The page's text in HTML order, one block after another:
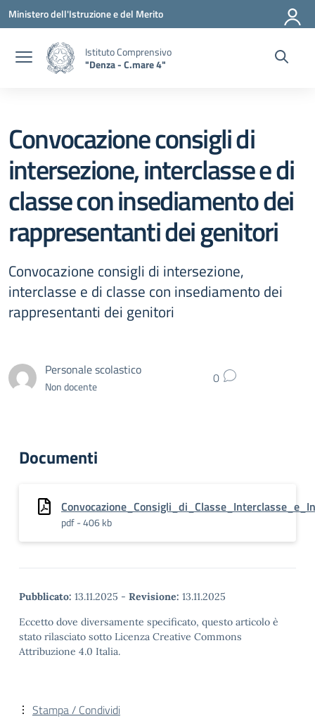
Vai ai contenuti
Vai al menu di navigazione
Vai al footer
Ministero dell'Istruzione e del Merito
Istituto Comprensivo
"Denza - C.mare 4"
Convocazione consigli di
intersezione, interclasse e di
classe con insediamento dei
rappresentanti dei genitori
Convocazione consigli di intersezione,
interclasse e di classe con insediamento dei
rappresentanti dei genitori
Personale scolastico
Non docente 0
Documenti
pdf - 406 kb
Pubblicato: 13.11.2025 - Revisione: 13.11.2025
Eccetto dove diversamente specificato, questo articolo è
stato rilasciato sotto Licenza Creative Commons
Attribuzione 4.0 Italia.
Stampa / Condividi